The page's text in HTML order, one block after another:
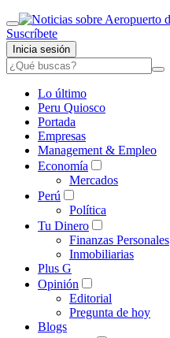
Suscríbete
Inicia sesión
Lo último
Peru Quiosco
Portada
Empresas
Management & Empleo
Economía
Mercados
Perú
Política
Tu Dinero
Finanzas Personales
Inmobiliarias
Plus G
Opinión
Editorial
Pregunta de hoy
Blogs